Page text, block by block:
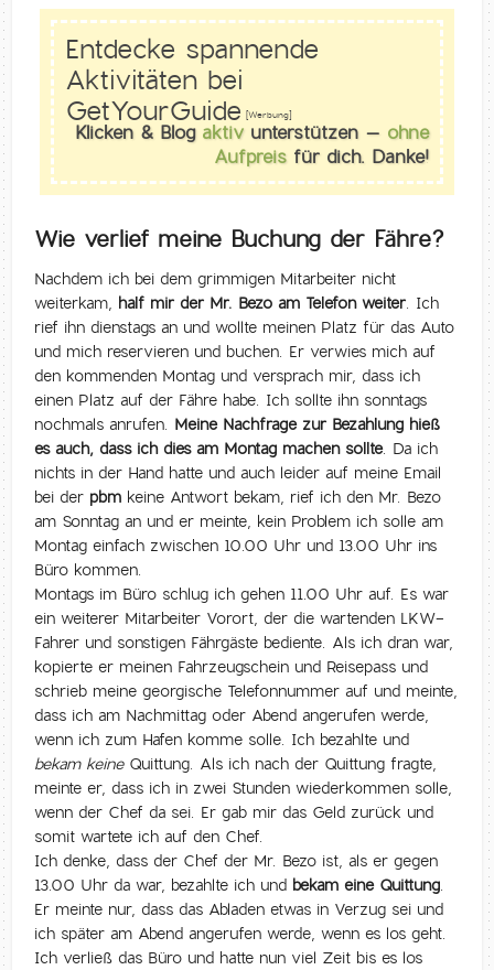
Entdecke spannende
Aktivitäten bei
GetYourGuide [Werbung]
Klicken & Blog aktivunterstützen – ohne
Aufpreisfür dich. Danke!
Wie verlief meine Buchung der Fähre?
Nachdem ich bei dem grimmigen Mitarbeiter nicht
weiterkam, half mir der Mr. Bezo am Telefon weiter. Ich
rief ihn dienstags an und wollte meinen Platz für das Auto
und mich reservieren und buchen. Er verwies mich auf
den kommenden Montag und versprach mir, dass ich
einen Platz auf der Fähre habe. Ich sollte ihn sonntags
nochmals anrufen. Meine Nachfrage zur Bezahlung hieß
es auch, dass ich dies am Montag machen sollte. Da ich
nichts in der Hand hatte und auch leider auf meine Email
bei der pbm keine Antwort bekam, rief ich den Mr. Bezo
am Sonntag an und er meinte, kein Problem ich solle am
Montag einfach zwischen 10.00 Uhr und 13.00 Uhr ins
Büro kommen.
Montags im Büro schlug ich gehen 11.00 Uhr auf. Es war
ein weiterer Mitarbeiter Vorort, der die wartenden LKW-
Fahrer und sonstigen Fährgäste bediente. Als ich dran war,
kopierte er meinen Fahrzeugschein und Reisepass und
schrieb meine georgische Telefonnummer auf und meinte,
dass ich am Nachmittag oder Abend angerufen werde,
wenn ich zum Hafen komme solle. Ich bezahlte und
bekam keineQuittung. Als ich nach der Quittung fragte,
meinte er, dass ich in zwei Stunden wiederkommen solle,
wenn der Chef da sei. Er gab mir das Geld zurück und
somit wartete ich auf den Chef.
Ich denke, dass der Chef der Mr. Bezo ist, als er gegen
13.00 Uhr da war, bezahlte ich und bekam eine Quittung.
Er meinte nur, dass das Abladen etwas in Verzug sei und
ich später am Abend angerufen werde, wenn es los geht.
Ich verließ das Büro und hatte nun viel Zeit bis es los